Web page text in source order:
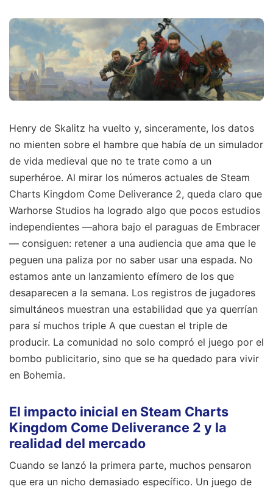
Henry de Skalitz ha vuelto y, sinceramente, los datos
no mienten sobre el hambre que había de un simulador
de vida medieval que no te trate como a un
superhéroe. Al mirar los números actuales de Steam
Charts Kingdom Come Deliverance 2, queda claro que
Warhorse Studios ha logrado algo que pocos estudios
independientes —ahora bajo el paraguas de Embracer
— consiguen: retener a una audiencia que ama que le
peguen una paliza por no saber usar una espada. No
estamos ante un lanzamiento efímero de los que
desaparecen a la semana. Los registros de jugadores
simultáneos muestran una estabilidad que ya querrían
para sí muchos triple A que cuestan el triple de
producir. La comunidad no solo compró el juego por el
bombo publicitario, sino que se ha quedado para vivir
en Bohemia.
El impacto inicial en Steam Charts
Kingdom Come Deliverance 2 y la
realidad del mercado
Cuando se lanzó la primera parte, muchos pensaron
que era un nicho demasiado específico. Un juego de